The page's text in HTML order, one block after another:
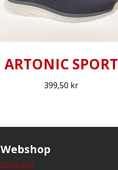
ARTONIC SPORT
399,50 kr
Webshop
Damskor